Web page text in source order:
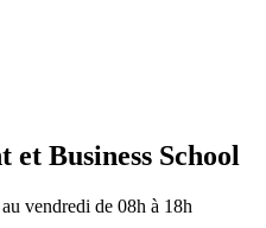
Business School
vendredi de 08h à 18h